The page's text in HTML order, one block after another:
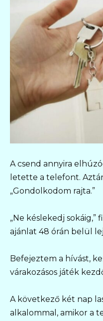
A csend annyira
letette a telefont.
„Gondolkodom rajta.”
„Ne késlekedj sokáig,”
ajánlat 48 órán belül
Befejeztem a hívást,
várakozásos játék
A következő két nap
alkalommal, amikor a